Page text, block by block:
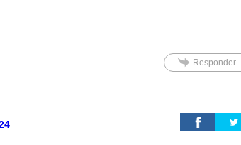
Responder